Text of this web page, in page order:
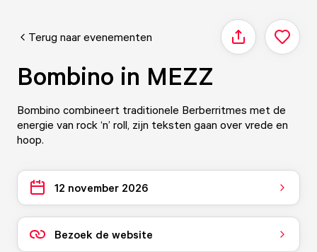
Terug naar evenementen Delen
Bombino in MEZZ
Bombino combineert traditionele Berberritmes met de
energie van rock ‘n’ roll, zijn teksten gaan over vrede en
hoop.
12 november 2026
Bezoek de website